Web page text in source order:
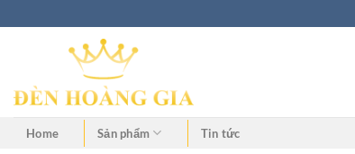
Home Sản phẩm Tin tức